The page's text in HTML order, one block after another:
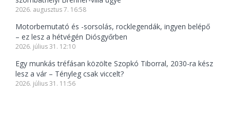
2026. augusztus 7. 16:58
Motorbemutató és -sorsolás, rocklegendák, ingyen belépő
– ez lesz a hétvégén Diósgyőrben
2026. július 31. 12:10
Egy munkás tréfásan közölte Szopkó Tiborral, 2030-ra kész
lesz a vár – Tényleg csak viccelt?
2026. július 31. 11:56